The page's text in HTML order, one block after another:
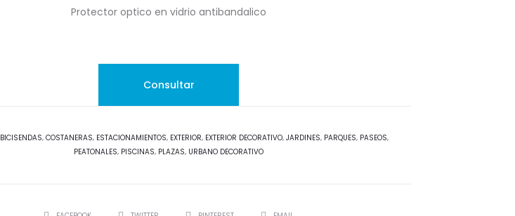
Protector optico en vidrio antibandalico
BICISENDAS,COSTANERAS, ESTACIONAMIENTOS, EXTERIOR, EXTERIOR DECORATIVO,JARDINES, PARQUES, PASEOS,
PEATONALES, PISCINAS, PLAZAS, URBANO DECORATIVO